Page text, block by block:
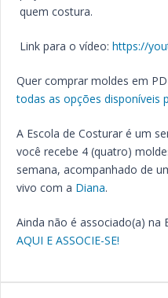
quem costura.
Link para o vídeo: https://
Quer comprar moldes em
todas as opções disponíveis
A Escola de Costurar é um
você recebe 4 (quatro)
semana, acompanhado de
vivo com a Diana.
Ainda não é associado(a) na
AQUI E ASSOCIE-SE!